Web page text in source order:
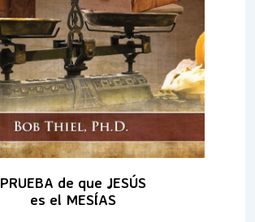
PRUEBA de que JESÚS
es el MESÍAS